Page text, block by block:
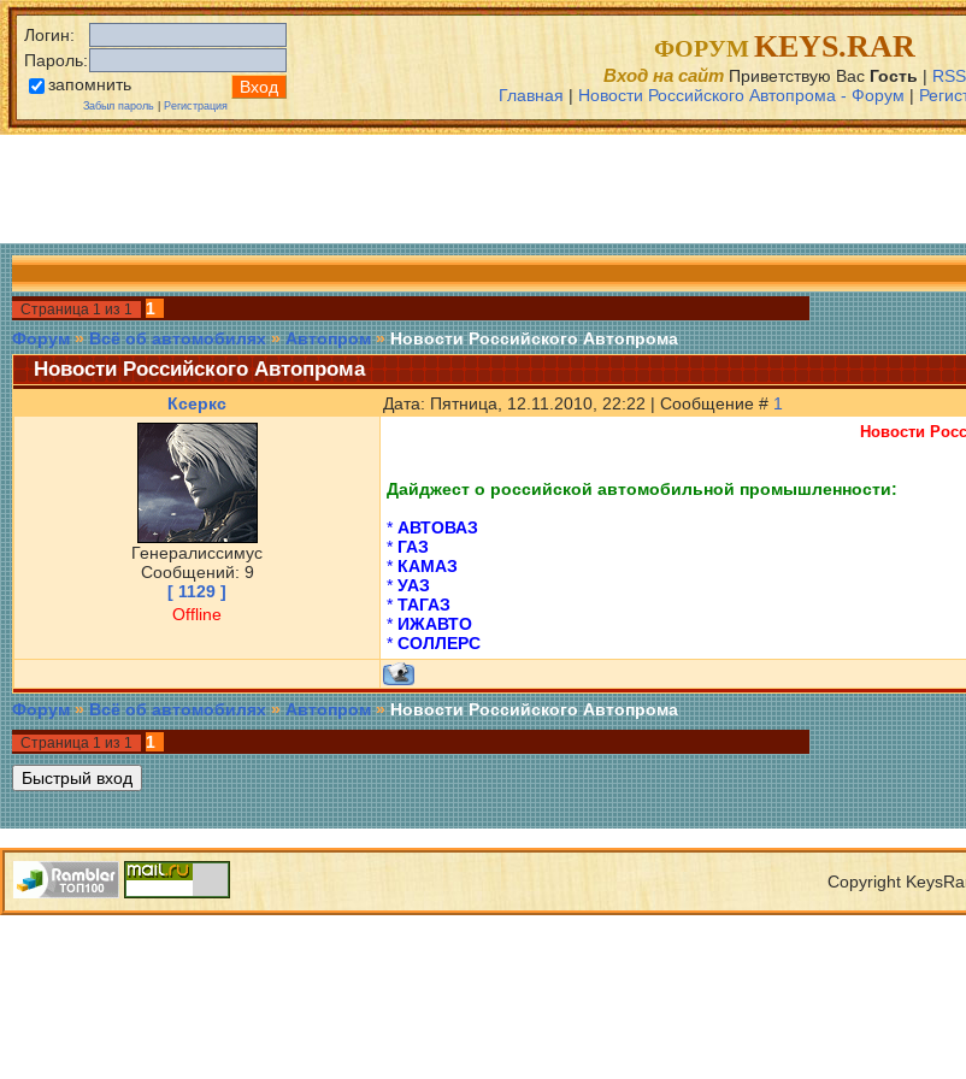
Логин:
Пароль:
запомнить
Забыл пароль Регистрация
ФОРУМKEYS.RAR
Вход на сайт Приветствую Вас Гость | RSS
Главная | Новости Российского Автопрома - Форум |
Страница 1 из 1
1
Форум » Всё об автомобилях » Автопром » Новости Российского Автопрома
Новости Российского Автопрома
Ксеркс Дата: Пятница, 12.11.2010, 22:22 | Сообщение # 1
Генералиссимус
Сообщений: 9
[ 1129 ]
Offline
Новости
Дайджест о российской автомобильной промышленности:
* АВТОВАЗ
* ГАЗ
* КАМАЗ
* УАЗ
* ТАГАЗ
* ИЖАВТО
* СОЛЛЕРС
Форум » Всё об автомобилях » Автопром » Новости Российского Автопрома
Страница 1 из 1
1
Copyright